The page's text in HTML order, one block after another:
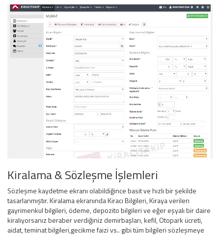
Kiralama & Sözleşme İşlemleri
Sözleşme kaydetme ekranı olabildiğince basit ve hızlı bir şekilde
tasarlanmıştır. Kiralama ekranında Kiracı Bilgileri, Kiraya verilen
gayrimenkul bilgileri, ödeme, depozito bilgileri ve eğer eşyalı bir daire
kiralıyorsanız beraber verdiğiniz demirbaşları, kefil, Otopark ücreti,
aidat, teminat bilgileri,gecikme faizi vs.. gibi tüm bilgileri sözleşmeye